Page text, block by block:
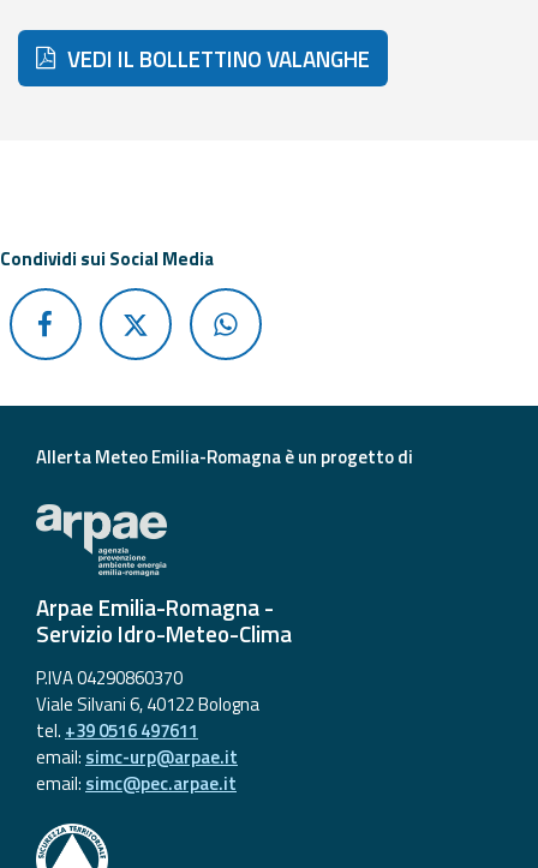
Radar meteo
Aggiornamenti
Informazioni
frequenti
Guida per gli
sviluppatori
Allerta
Meteo
Emilia-
Romagna
VEDI IL BOLLETTINO VALANGHE
Condividi sui Social Media
Allerta Meteo Emilia-Romagna è un progetto di
Arpae Emilia-Romagna -
Servizio Idro-Meteo-Clima
P.IVA 04290860370
Viale Silvani 6, 40122 Bologna
tel. +39 0516 497611
email: simc-urp@arpae.it
email: simc@pec.arpae.it